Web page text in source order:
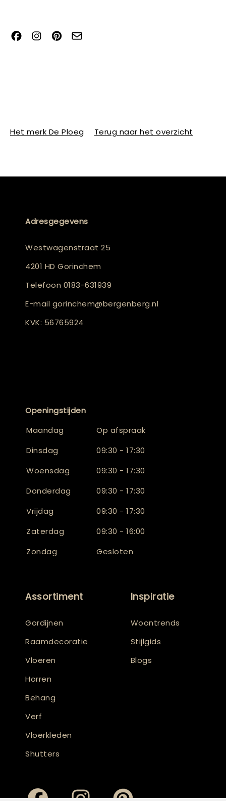
Het merk De Ploeg Terug naar het overzicht
Adresgegevens
Westwagenstraat 25
4201 HD Gorinchem
Telefoon 0183-631939
E-mail gorinchem@bergenberg.nl
KVK: 56765924
Openingstijden
Maandag
Op afspraak
Dinsdag
09:30 - 17:30
Woensdag
09:30 - 17:30
Donderdag
09:30 - 17:30
Vrijdag
09:30 - 17:30
Zaterdag
09:30 - 16:00
Zondag
Gesloten
Assortiment
Gordijnen
Raamdecoratie
Vloeren
Horren
Behang
Verf
Vloerkleden
Shutters
Inspiratie
Woontrends
Stijlgids
Blogs